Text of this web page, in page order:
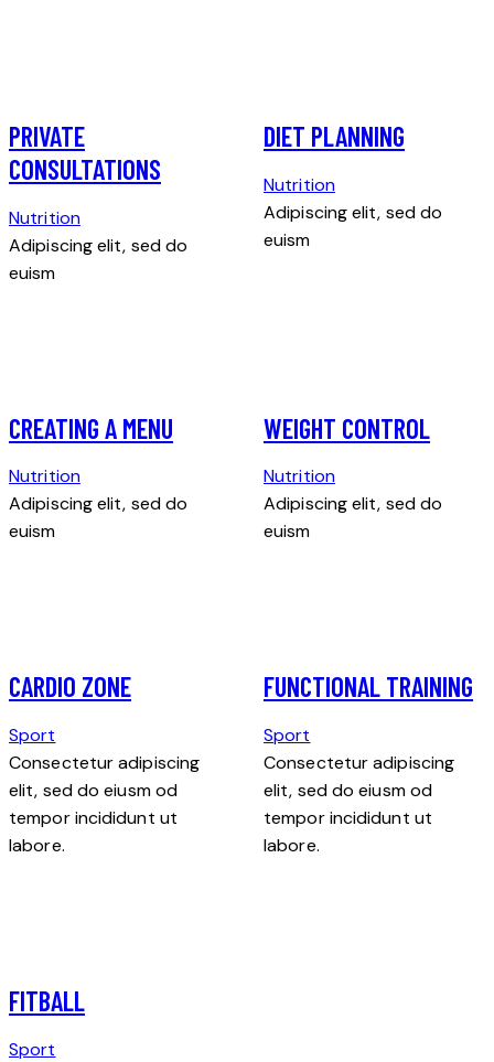
PRIVATE
CONSULTATIONS
Nutrition
Adipiscing elit, sed do
euism
DIET PLANNING
Nutrition
Adipiscing elit, sed do
euism
CREATING A MENU
Nutrition
Adipiscing elit, sed do
euism
WEIGHT CONTROL
Nutrition
Adipiscing elit, sed do
euism
CARDIO ZONE
Sport
Consectetur adipiscing
elit, sed do eiusm od
tempor incididunt ut
labore.
FUNCTIONAL TRAINING
Sport
Consectetur adipiscing
elit, sed do eiusm od
tempor incididunt ut
labore.
FITBALL
Sport